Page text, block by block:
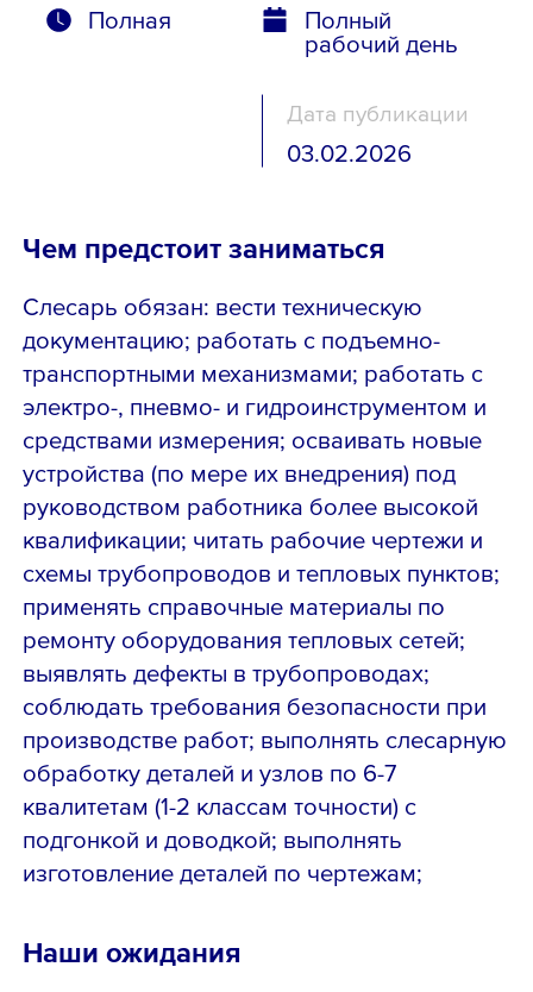
Полная Полный
рабочий день
Дата публикации
03.02.2026
Чем предстоит заниматься
Слесарь обязан: вести техническую
документацию; работать с подъемно-
транспортными механизмами; работать с
электро-, пневмо- и гидроинструментом и
средствами измерения; осваивать новые
устройства (по мере их внедрения) под
руководством работника более высокой
квалификации; читать рабочие чертежи и
схемы трубопроводов и тепловых пунктов;
применять справочные материалы по
ремонту оборудования тепловых сетей;
выявлять дефекты в трубопроводах;
соблюдать требования безопасности при
производстве работ; выполнять слесарную
обработку деталей и узлов по 6-7
квалитетам (1-2 классам точности) с
подгонкой и доводкой; выполнять
изготовление деталей по чертежам;
Наши ожидания